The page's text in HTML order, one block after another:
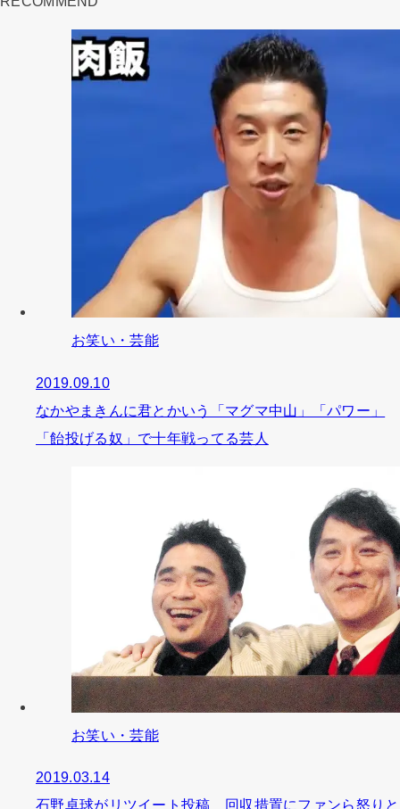
お笑い・芸能
2019.09.10
なかやまきんに君とかいう「マグマ中山」「パワー」
「飴投げる奴」で十年戦ってる芸人
お笑い・芸能
2019.03.14
石野卓球がリツイート投稿 回収措置にファンら怒りと